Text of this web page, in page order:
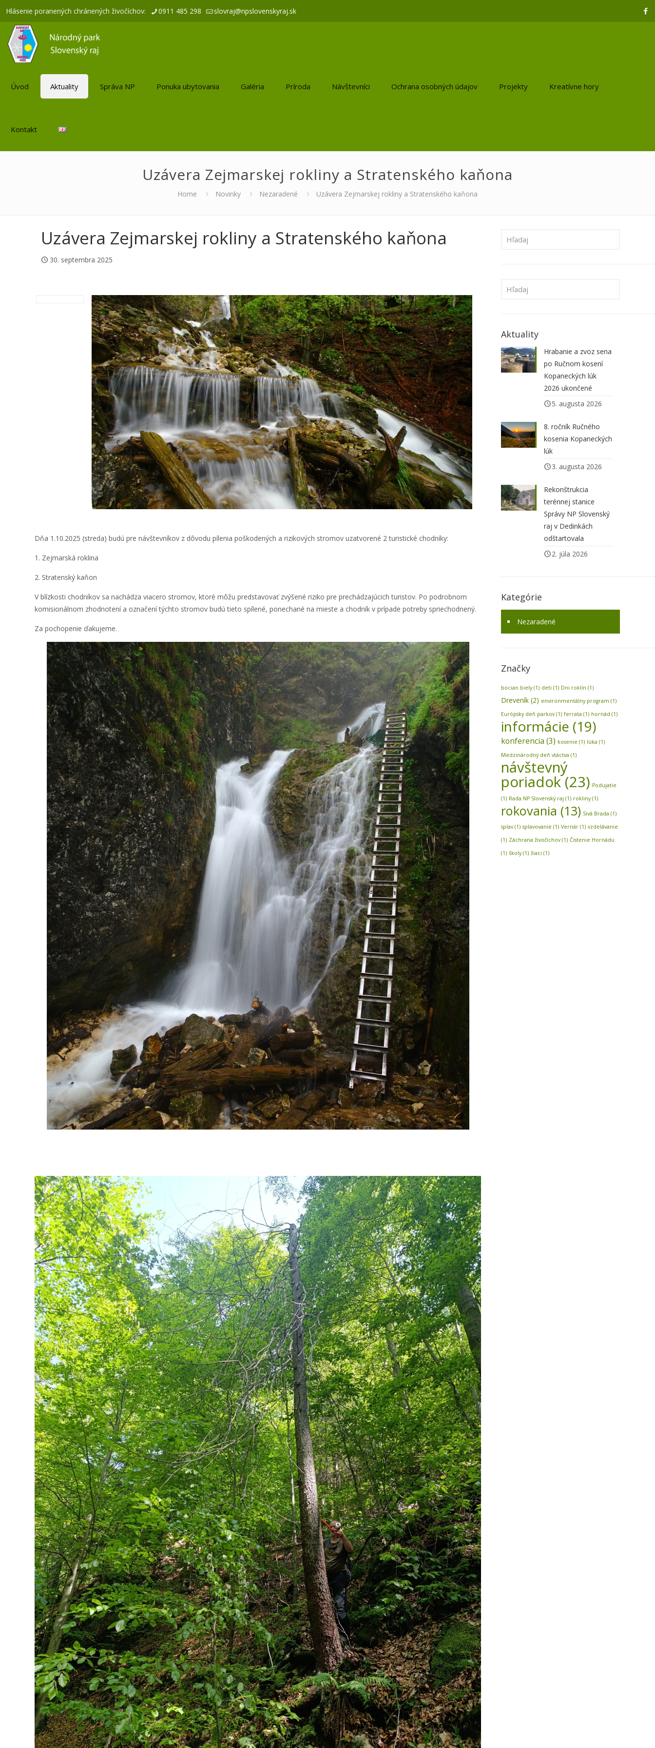
Hlásenie poranených chránených živočíchov: 0911 485 298 slovraj@npslovenskyraj.sk
Úvod Aktuality Správa NP Ponuka ubytovania Galéria Príroda Návštevníci Ochrana osobných údajov Projekty Kreatívne hory
Kontakt
Uzávera Zejmarskej rokliny a Stratenského kaňona
Home Novinky Nezaradené Uzávera Zejmarskej rokliny a Stratenského kaňona
Uzávera Zejmarskej rokliny a Stratenského kaňona
30. septembra 2025
Dňa 1.10.2025 (streda) budú pre návštevníkov z dôvodu pílenia poškodených a rizikových stromov uzatvorené 2 turistické chodníky:
1. Zejmarská roklina
2. Stratenský kaňon
V blízkosti chodníkov sa nachádza viacero stromov, ktoré môžu predstavovať zvýšené riziko pre prechádzajúcich turistov. Po podrobnom
komisionálnom zhodnotení a označení týchto stromov budú tieto spílené, ponechané na mieste a chodník v prípade potreby spriechodnený.
Za pochopenie ďakujeme.
Aktuality
Hrabanie a zvoz sena
po Ručnom kosení
Kopaneckých lúk
2026 ukončené
5. augusta 2026
8. ročník Ručného
kosenia Kopaneckých
lúk
3. augusta 2026
Rekonštrukcia
terénnej stanice
Správy NP Slovenský
raj v Dedinkách
odštartovala
2. júla 2026
Kategórie
Nezaradené
Značky
bocian biely(1) deti (1) Dni roklín (1)
Dreveník(2) environmentálny program (1)
Európsky deň parkov(1) ferrata (1) hornád (1)
informácie (19)
konferencia (3) kosenie (1) lúka (1)
Medzinárodný deň vtáctva (1)
návštevný
poriadok(23) Podujatie
(1) Rada NP Slovenský raj (1) rokliny(1)
rokovania (13) Sivá Brada (1)
splav(1) splavovanie (1) Vernár(1) vzdelávanie
(1) Záchrana živočíchov(1) Čistenie Hornádu
(1) školy(1) žiaci (1)